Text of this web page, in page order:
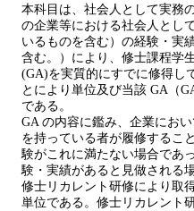
本科目は、社会人として実務
の企業等における社会人とし
いるものを含む）の経験・実
含む。）により、修士課程学
(GA)を実質的にすでに修得し
とにより単位及び当該 GA（
である。
GA の内容に鑑み、企業にお
を持っている者が履修するこ
験がこれに満たない場合であ
験・実績があると見做される
修士リカレント研修により取
単位である。修士リカレント